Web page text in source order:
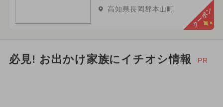
高知県長岡郡本山町 クーポン
必見! お出かけ家族にイチオシ情報 PR